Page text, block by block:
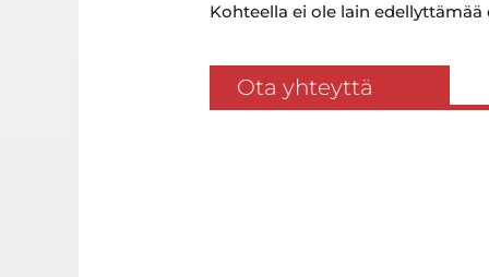
Kohteella ei ole lain
Ota yhteyttä